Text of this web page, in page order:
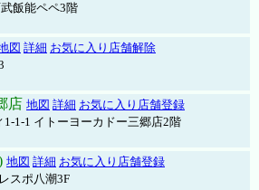
飯能ペペ3階
図 詳細 お気に入り店舗解除
店 地図 詳細 お気に入り店舗登録
1-1 イトーヨーカドー三郷店2階
地図 詳細 お気に入り店舗登録
スポ八潮3F